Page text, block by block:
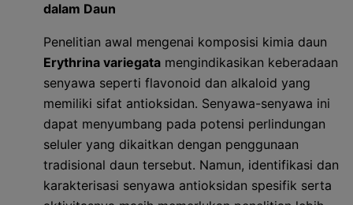
dalam Daun
Penelitian awal mengenai komposisi kimia daun
Erythrina variegata mengindikasikan keberadaan
senyawa seperti flavonoid dan alkaloid yang
memiliki sifat antioksidan. Senyawa-senyawa ini
dapat menyumbang pada potensi perlindungan
seluler yang dikaitkan dengan penggunaan
tradisional daun tersebut. Namun, identifikasi dan
karakterisasi senyawa antioksidan spesifik serta